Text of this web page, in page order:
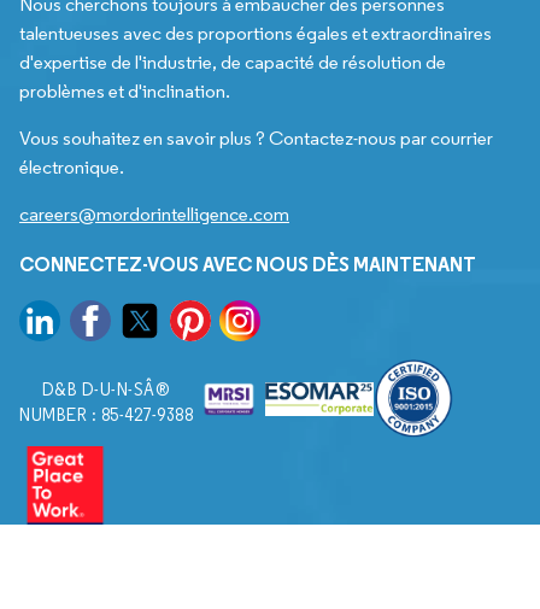
talentueuses avec des proportions égales et extraordinaires
d'expertise de l'industrie, de capacité de résolution de
problèmes et d'inclination.
Vous souhaitez en savoir plus ? Contactez-nous par courrier
électronique.
careers@mordorintelligence.com
CONNECTEZ-VOUS AVEC NOUS DÈS MAINTENANT
D&B D-U-N-SÂ®
NUMBER : 85-427-9388